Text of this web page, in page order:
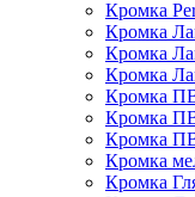
Кромка
Кромка
Кромка
Кромка
Кромка
Кромка
Кромка
Кромка
Кромка